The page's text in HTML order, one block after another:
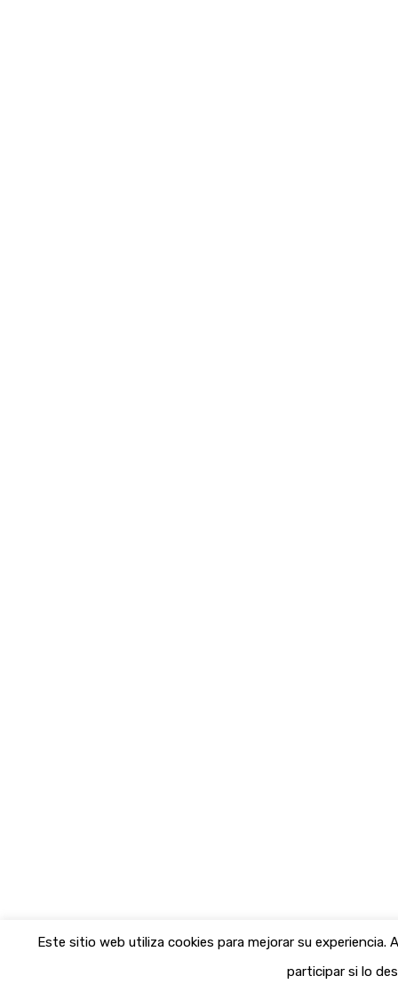
Este sitio web utiliza cookies para mejorar su
participar si lo